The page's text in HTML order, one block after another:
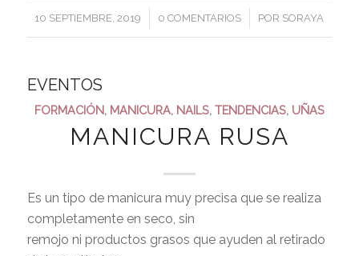
10 SEPTIEMBRE, 2019
/ 0 COMENTARIOS
/ POR SORAYA
EVENTOS
FORMACIÓN, MANICURA, NAILS, TENDENCIAS, UÑAS
MANICURA RUSA
Es un tipo de manicura muy precisa que se realiza
completamente en seco, sin
remojo ni productos grasos que ayuden al retirado